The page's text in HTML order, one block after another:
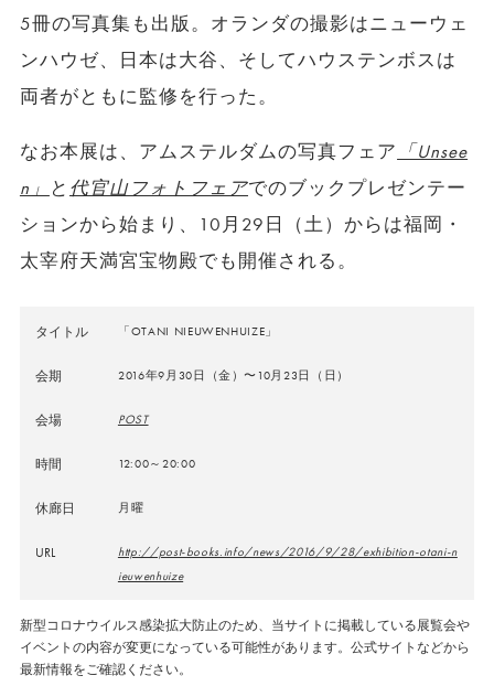
5冊の写真集も出版。オランダの撮影はニューウェ
ンハウゼ、日本は大谷、そしてハウステンボスは
両者がともに監修を行った。
なお本展は、アムステルダムの写真フェア 「Unsee
n」 と 代官山フォトフェアでのブックプレゼンテー
ションから始まり、10月29日（土）からは福岡・
太宰府天満宮宝物殿でも開催される。
タイトル 「OTANI NIEUWENHUIZE」
会期 2016年9月30日（金）〜10月23日（日）
会場 POST
時間 12:00～20:00
休廊日 月曜
URL
http://post-books.info/news/2016/9/28/exhibition-otani-n
ieuwenhuize
新型コロナウイルス感染拡大防止のため、当サイトに掲載している展覧会や
イベントの内容が変更になっている可能性があります。公式サイトなどから
最新情報をご確認ください。